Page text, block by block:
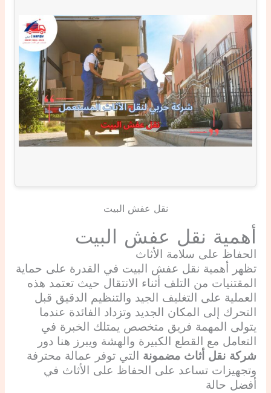
نقل عفش البيت
أهمية نقل عفش البيت
الحفاظ على سلامة الأثاث
تظهر أهمية نقل عفش البيت في القدرة على حماية
المقتنيات من التلف أثناء الانتقال حيث تعتمد هذه
العملية على التغليف الجيد والتنظيم الدقيق قبل
التحرك إلى المكان الجديد وتزداد الفائدة عندما
يتولى المهمة فريق متخصص يمتلك الخبرة في
التعامل مع القطع الكبيرة والهشة ويبرز هنا دور
شركة نقل أثاث مضمونة التي توفر عمالة محترفة
وتجهيزات تساعد على الحفاظ على الأثاث في
أفضل حالة